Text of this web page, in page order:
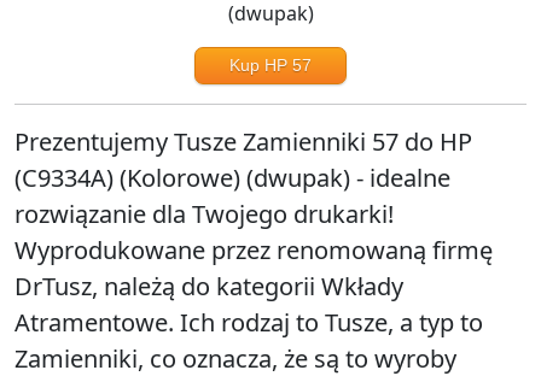
Kup HP 57
Prezentujemy Tusze Zamienniki 57 do HP
(C9334A) (Kolorowe) (dwupak) - idealne
rozwiązanie dla Twojego drukarki!
Wyprodukowane przez renomowaną firmę
DrTusz, należą do kategorii Wkłady
Atramentowe. Ich rodzaj to Tusze, a typ to
Zamienniki, co oznacza, że są to wyroby